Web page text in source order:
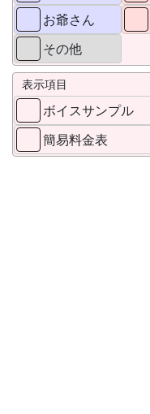
お爺さん
その他
表示項目
ボイスサンプル
簡易料金表